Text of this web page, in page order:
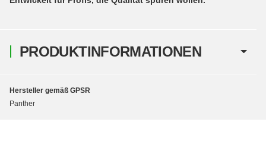
PRODUKTINFORMATIONEN
Hersteller gemäß GPSR
Panther